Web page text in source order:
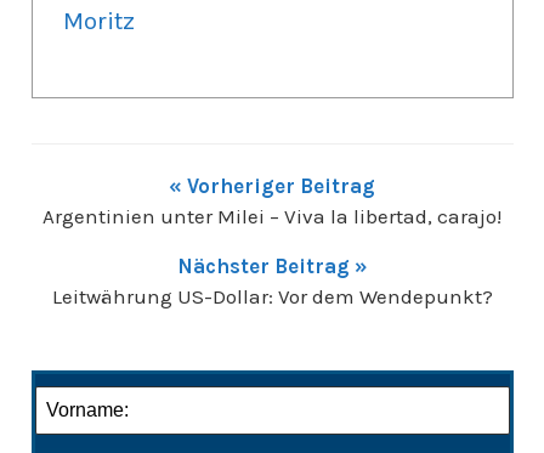
Moritz
« Vorheriger Beitrag
Argentinien unter Milei – Viva la libertad, carajo!
Nächster Beitrag »
Leitwährung US-Dollar: Vor dem Wendepunkt?